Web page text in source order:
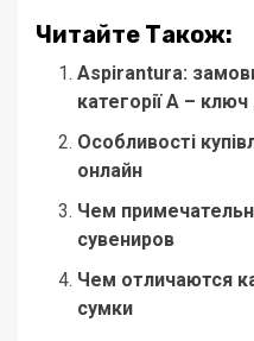
Читайте Також:
Aspirantura:
категорії А –
Особливості
онлайн
Чем
сувениров
Чем отличаются
сумки